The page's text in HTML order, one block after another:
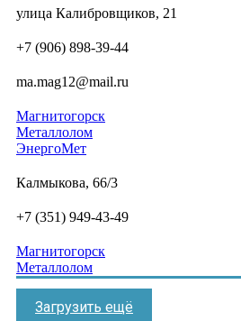
улица Калибровщиков, 21
+7 (906) 898-39-44
ma.mag12@mail.ru
Магнитогорск
Металлолом
ЭнергоМет
Калмыкова, 66/3
+7 (351) 949-43-49
Магнитогорск
Металлолом
Загрузить ещё